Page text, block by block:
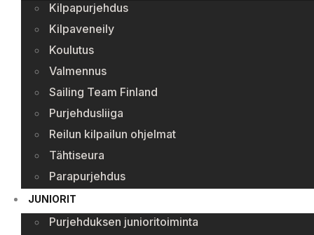
Kilpapurjehdus
Kilpaveneily
Koulutus
Valmennus
Sailing Team Finland
Purjehdusliiga
Reilun kilpailun ohjelmat
Tähtiseura
Parapurjehdus
JUNIORIT
Purjehduksen junioritoiminta